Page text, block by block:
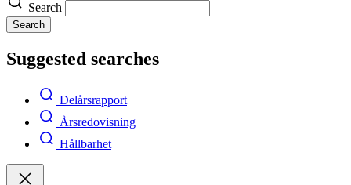
Search
Search
Suggested searches
Delårsrapport
Årsredovisning
Hållbarhet